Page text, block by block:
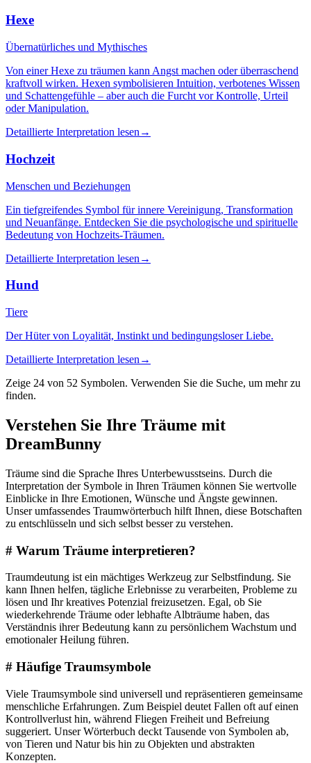
Hexe
Übernatürliches und Mythisches
Von einer Hexe zu träumen kann Angst machen oder überraschend
kraftvoll wirken. Hexen symbolisieren Intuition, verbotenes Wissen
und Schattengefühle – aber auch die Furcht vor Kontrolle, Urteil
oder Manipulation.
Detaillierte Interpretation lesen →
Hochzeit
Menschen und Beziehungen
Ein tiefgreifendes Symbol für innere Vereinigung, Transformation
und Neuanfänge. Entdecken Sie die psychologische und spirituelle
Bedeutung von Hochzeits-Träumen.
Detaillierte Interpretation lesen →
Hund
Tiere
Der Hüter von Loyalität, Instinkt und bedingungsloser Liebe.
Detaillierte Interpretation lesen →
Zeige 24 von 52 Symbolen. Verwenden Sie die Suche, um mehr zu
finden.
Verstehen Sie Ihre Träume mit
DreamBunny
Träume sind die Sprache Ihres Unterbewusstseins. Durch die
Interpretation der Symbole in Ihren Träumen können Sie wertvolle
Einblicke in Ihre Emotionen, Wünsche und Ängste gewinnen.
Unser umfassendes Traumwörterbuch hilft Ihnen, diese Botschaften
zu entschlüsseln und sich selbst besser zu verstehen.
# Warum Träume interpretieren?
Traumdeutung ist ein mächtiges Werkzeug zur Selbstfindung. Sie
kann Ihnen helfen, tägliche Erlebnisse zu verarbeiten, Probleme zu
lösen und Ihr kreatives Potenzial freizusetzen. Egal, ob Sie
wiederkehrende Träume oder lebhafte Albträume haben, das
Verständnis ihrer Bedeutung kann zu persönlichem Wachstum und
emotionaler Heilung führen.
# Häufige Traumsymbole
Viele Traumsymbole sind universell und repräsentieren gemeinsame
menschliche Erfahrungen. Zum Beispiel deutet Fallen oft auf einen
Kontrollverlust hin, während Fliegen Freiheit und Befreiung
suggeriert. Unser Wörterbuch deckt Tausende von Symbolen ab,
von Tieren und Natur bis hin zu Objekten und abstrakten
Konzepten.